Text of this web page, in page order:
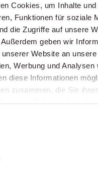
Cookies, um Inhalte
Funktionen für soziale
die Zugriffe auf unsere
geben wir
unserer Website an
Werbung und Analysen
diese Informationen
zusammen, die Sie
geduldige
Sicherheit und
– speziell geschult im
Alltag – gegen